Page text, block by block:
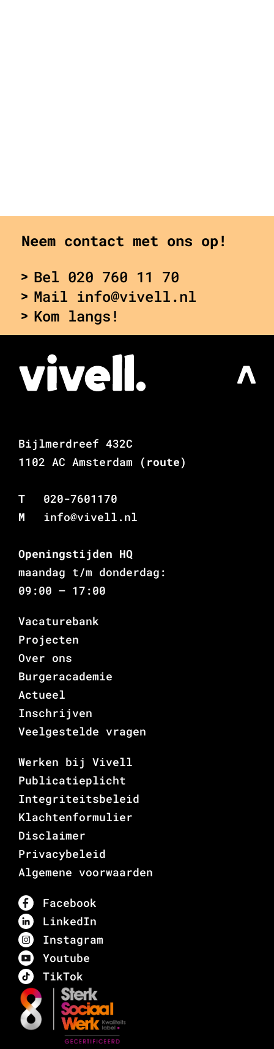
Neem contact met ons op!
Bel 020 760 11 70
Mail info@vivell.nl
Kom langs!
Bijlmerdreef 432C
1102 AC Amsterdam
(route)
T
020-7601170
M
info@vivell.nl
Openingstijden HQ
maandag t/m donderdag:
09:00 – 17:00
Vacaturebank
Projecten
Over ons
Burgeracademie
Actueel
Inschrijven
Veelgestelde vragen
Werken bij Vivell
Publicatieplicht
Integriteitsbeleid
Klachtenformulier
Disclaimer
Privacybeleid
Algemene voorwaarden
Facebook
LinkedIn
Instagram
Youtube
TikTok